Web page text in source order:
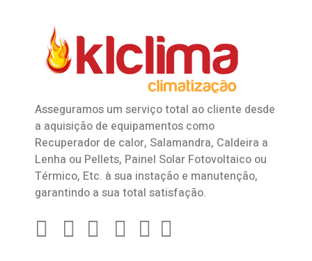
Asseguramos um serviço total ao cliente desde
a aquisição de equipamentos como
Recuperador de calor, Salamandra, Caldeira a
Lenha ou Pellets, Painel Solar Fotovoltaico ou
Térmico, Etc. à sua instação e manutenção,
garantindo a sua total satisfação.